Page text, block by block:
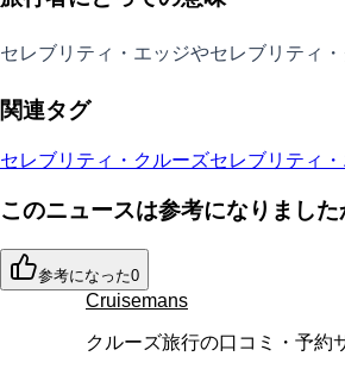
セレブリティ・エッジやセレブリティ
関連タグ
セレブリティ・クルーズセレブリティ
このニュースは参考になりました
参考になった0
Cruisemans
クルーズ旅行の口コミ・予約